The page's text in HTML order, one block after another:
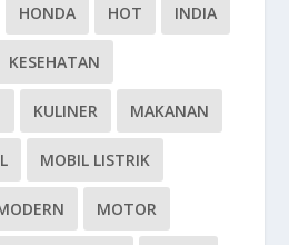
HONDA HOT INDIA
KESEHATAN
KULINER MAKANAN
MOBIL LISTRIK
MOTOR